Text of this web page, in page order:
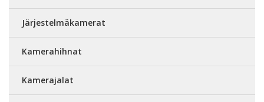
Järjestelmäkamerat
Kamerahihnat
Kamerajalat